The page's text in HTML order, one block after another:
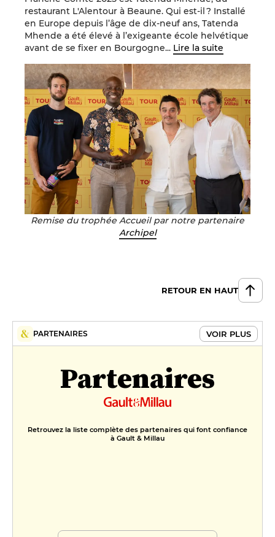
restaurant L'Alentour à Beaune. Qui est-il ? Installé
en Europe depuis l’âge de dix-neuf ans, Tatenda
Mhende a été élevé à l’exigeante école helvétique
avant de se fixer en Bourgogne... Lire la suite
Remise du trophée Accueil par notre partenaire
Archipel
RETOUR EN HAUT
PARTENAIRES VOIR PLUS
Partenaires
Retrouvez la liste complète des partenaires qui font confiance
à Gault & Millau